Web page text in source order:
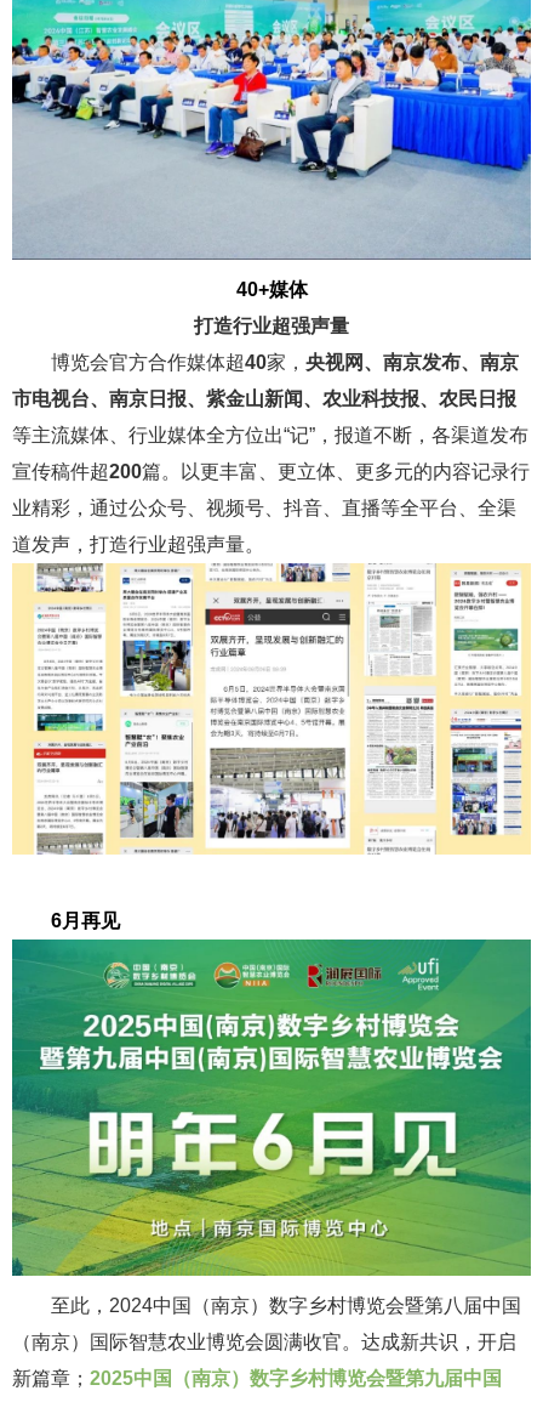
40+媒体
打造行业超强声量
博览会官方合作媒体超40家， 央视网、南京发布、南京
市电视台、南京日报、紫金山新闻、农业科技报、农民日报
等主流媒体、行业媒体全方位出“记”，报道不断，各渠道发布
宣传稿件超200篇。以更丰富、更立体、更多元的内容记录行
业精彩，通过公众号、视频号、抖音、直播等全平台、全渠
道发声，打造行业超强声量。
6月再见
至此，2024中国（南京）数字乡村博览会暨第八届中国
（南京）国际智慧农业博览会圆满收官。达成新共识，开启
新篇章； 2025中国（南京）数字乡村博览会暨第九届中国